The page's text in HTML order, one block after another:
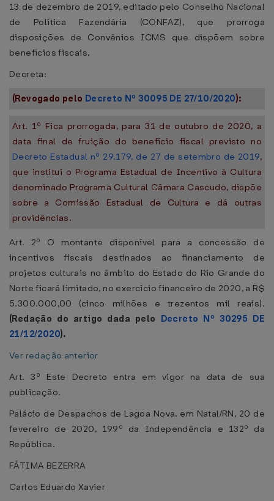
13 de dezembro de 2019, editado pelo Conselho Nacional
de Política Fazendária (CONFAZ), que prorroga
disposições de Convênios ICMS que dispõem sobre
benefícios fiscais,
Decreta:
(Revogado pelo Decreto Nº 30095 DE 27/10/2020):
Art. 1º Fica prorrogada, para 31 de outubro de 2020, a
data final de fruição do benefício fiscal previsto no
Decreto Estadual nº 29.179, de 27 de setembro de 2019,
que institui o Programa Estadual de Incentivo à Cultura
denominado Programa Cultural Câmara Cascudo, dispõe
sobre a Comissão Estadual de Cultura e dá outras
providências.
Art. 2º O montante disponível para a concessão de
incentivos fiscais destinados ao financiamento de
projetos culturais no âmbito do Estado do Rio Grande do
Norte ficará limitado, no exercício financeiro de 2020, a R$
5.300.000,00 (cinco milhões e trezentos mil reais).
(Redação do artigo dada pelo Decreto Nº 30295 DE
21/12/2020).
Ver redação anterior
Art. 3º Este Decreto entra em vigor na data de sua
publicação.
Palácio de Despachos de Lagoa Nova, em Natal/RN, 20 de
fevereiro de 2020, 199º da Independência e 132º da
República.
FÁTIMA BEZERRA
Carlos Eduardo Xavier